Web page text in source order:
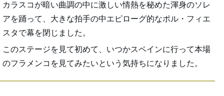
カラスコが暗い曲調の中に激しい情熱を秘めた渾身のソレ
アを踊って、大きな拍手の中エピローグ的なポル・フィエ
スタで幕を閉じました。
このステージを見て初めて、いつかスペインに行って本場
のフラメンコを見てみたいという気持ちになりました。